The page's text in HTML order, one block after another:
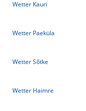
Wetter Kauri
Wetter Paeküla
Wetter Sõtke
Wetter Haimre